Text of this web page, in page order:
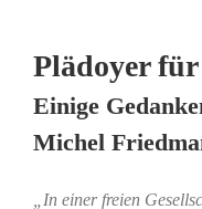
Plädoyer
Einige
Michel
„In einer freien